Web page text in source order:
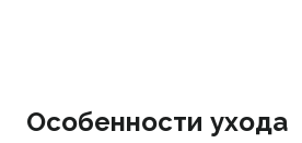
Особенности ухода